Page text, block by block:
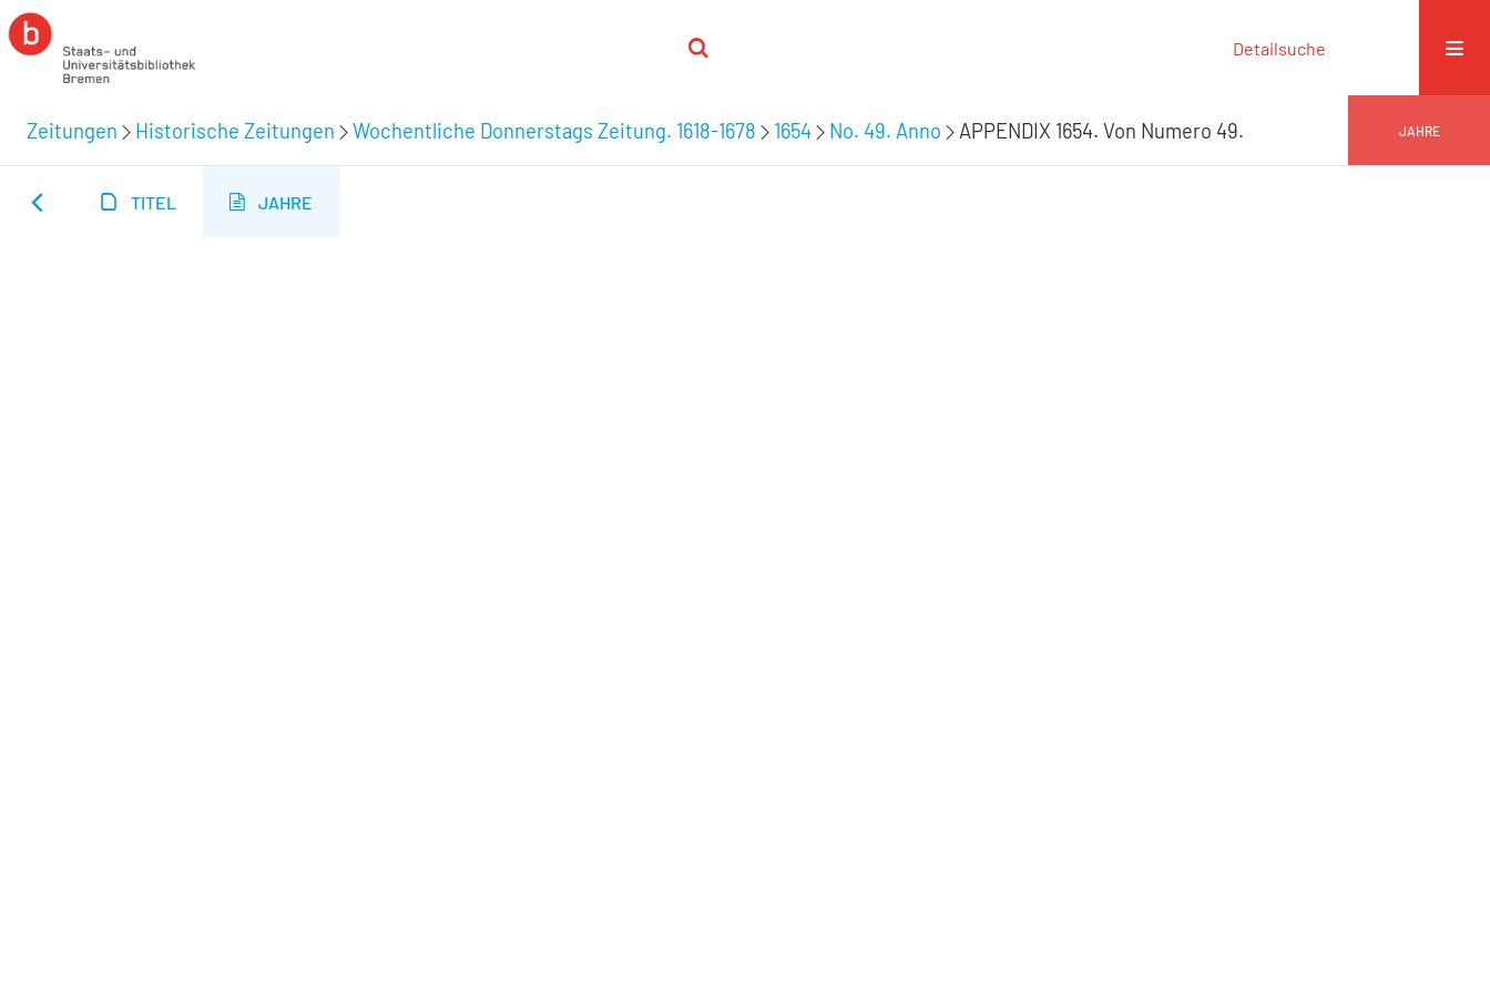
Detailsuche
Zeitungen Historische Zeitungen Wochentliche Donnerstags Zeitung. 1618-1678 1654 No. 49. Anno APPENDIX 1654. Von Numero 49. JAHRE
TITEL JAHRE